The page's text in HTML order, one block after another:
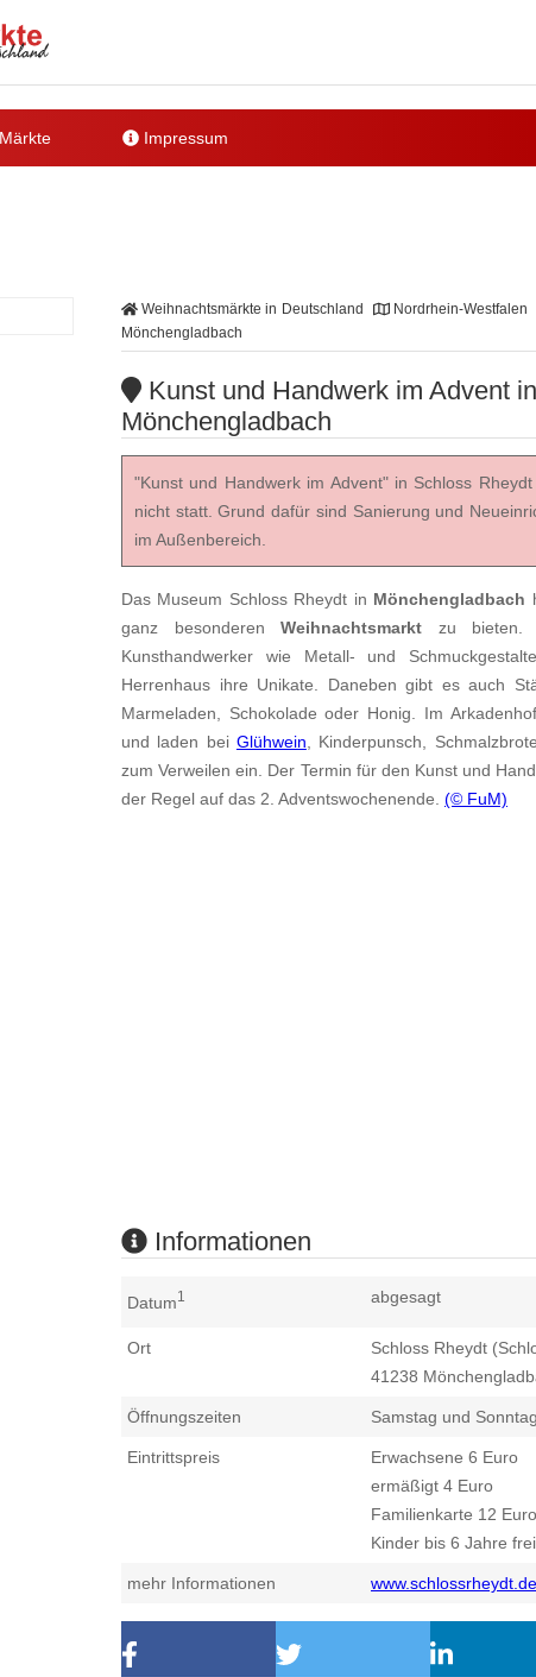
Impressum
Weihnachtsmärkte in Deutschland Nordrhein-Westfalen
Mönchengladbach
Kunst und Handwerk im Advent
Mönchengladbach
"Kunst und Handwerk im Advent" in Schloss
nicht statt. Grund dafür sind Sanierung und
im Außenbereich.
Das Museum Schloss Rheydt in Mönchengladbach
ganz besonderen Weihnachtsmarkt zu bieten.
Kunsthandwerker wie Metall- und
Herrenhaus ihre Unikate. Daneben gibt es auch
Marmeladen, Schokolade oder Honig. Im
und laden bei Glühwein , Kinderpunsch,
zum Verweilen ein. Der Termin für den Kunst und
der Regel auf das 2. Adventswochenende. (© FuM)
Informationen
Datum1 abgesagt
Ort
Schloss Rheydt
41238
Öffnungszeiten Samstag und
Eintrittspreis
Erwachsene 6 Euro
ermäßigt 4 Euro
Familienkarte 12 Euro
Kinder bis 6 Jahre frei
mehr Informationen www.schlossrheydt.de